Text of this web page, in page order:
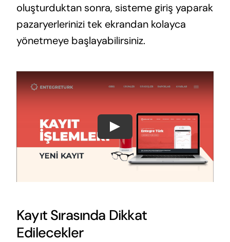
oluşturduktan sonra, sisteme giriş yaparak
pazaryerlerinizi tek ekrandan kolayca
yönetmeye başlayabilirsiniz.
Kayıt Sırasında Dikkat
Edilecekler